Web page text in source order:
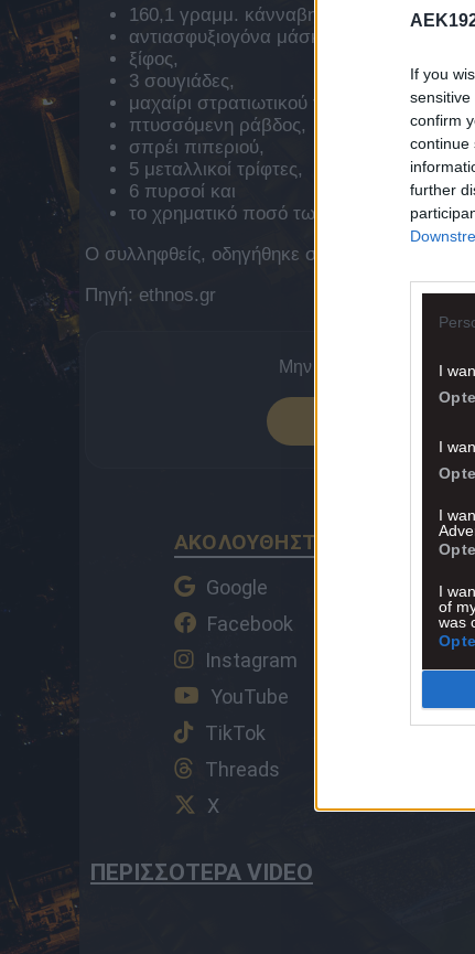
If you
confirm
continue
further
I
I
I
I
of
was
160,1 γραμμ. κάνναβης,
αντιασφυξιογόνα μάσκα,
ξίφος,
3 σουγιάδες,
μαχαίρι στρατιωτικού τύπου,
πτυσσόμενη ράβδος,
σπρέι πιπεριού,
5 μεταλλικοί τρίφτες,
6 πυρσοί και
το χρηματικό ποσό των -7.100- ευρώ.
Ο συλληφθείς, οδηγήθηκε στον αρμόδιο
Πηγή: ethnos.gr
Μην χάνεις νέα της
ΑΚΟΛΟΥΘΗΣΤΕ ΤΟ AEK1924
Google
Facebook
Instagram
YouTube
TikTok
Threads
X
ΠΕΡΙΣΣΟΤΕΡΑ VIDEO